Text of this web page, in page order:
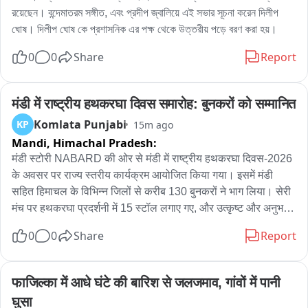
রয়েছেন। বন্দেমাতরম সঙ্গীত, এবং প্রদীপ জ্বালিয়ে এই সভার সূচনা করেন দিলীপ
ঘোষ। দিলীপ ঘোষ কে প্রশাসনিক এর পক্ষ থেকে উত্তরীয় পড়ে বরণ করা হয়।
0 0 Share Report
मंडी में राष्ट्रीय हथकरघा दिवस समारोह: बुनकरों को सम्मानित
KP Komlata Punjabi 15m ago
Mandi, Himachal Pradesh:
मंडी स्टोरी NABARD की ओर से मंडी में राष्ट्रीय हथकरघा दिवस-2026
के अवसर पर राज्य स्तरीय कार्यक्रम आयोजित किया गया। इसमें मंडी
सहित हिमाचल के विभिन्न जिलों से करीब 130 बुनकरों ने भाग लिया। सेरी
मंच पर हथकरघा प्रदर्शनी में 15 स्टॉल लगाए गए, और उत्कृष्ट और अनुभवी
आयोजित निबंध लेखन और चित्रकला प्रतियोगिता के विजेता विद्यार्थियों को
पुरस्कार दिए गए... NABARD के मुख्य महाप्रबंधक डॉ. विवेक पथानिया
0 0 Share Report
फाजिल्का में आधे घंटे की बारिश से जलजमाव, गांवों में पानी
घुसा